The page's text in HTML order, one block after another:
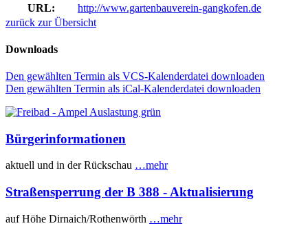
URL:
http://www.gartenbauverein-gangkofen.de
zurück zur Übersicht
Downloads
Den gewählten Termin als VCS-Kalenderdatei downloaden
Den gewählten Termin als iCal-Kalenderdatei downloaden
Bürgerinformationen
aktuell und in der Rückschau …mehr
Straßensperrung der B 388 - Aktualisierung
auf Höhe Dirnaich/Rothenwörth …mehr